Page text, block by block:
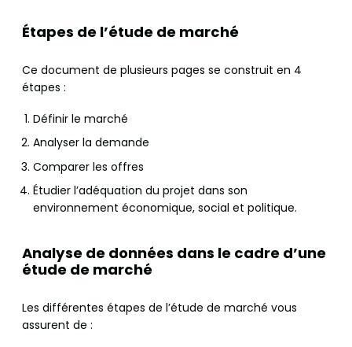
Étapes de l’étude de marché
Ce document de plusieurs pages se construit en 4
étapes :
Définir le marché
Analyser la demande
Comparer les offres
Étudier l’adéquation du projet dans son
environnement économique, social et politique.
Analyse de données dans le cadre d’une
étude de marché
Les différentes étapes de l’étude de marché vous
assurent de :